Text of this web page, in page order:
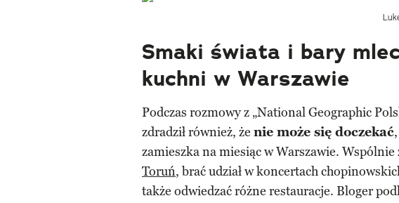
Smaki świata i bary
kuchni w Warszawie
Podczas rozmowy z „National Geographic
zdradził również, że nie może się doczekać
zamieszka na miesiąc w Warszawie.
Toruń, brać udział w koncertach
także odwiedzać różne restauracje. Bloger